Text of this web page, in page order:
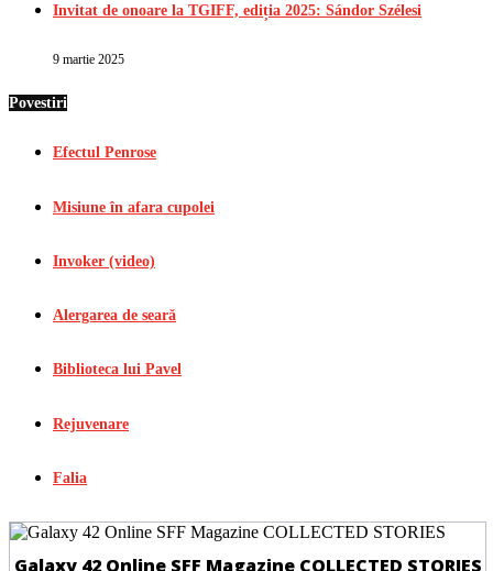
Invitat de onoare la TGIFF, ediția 2025: Sándor Szélesi
9 martie 2025
Povestiri
Efectul Penrose
Misiune în afara cupolei
Invoker (video)
Alergarea de seară
Biblioteca lui Pavel
Rejuvenare
Falia
Galaxy 42 Online SFF Magazine COLLECTED STORIES